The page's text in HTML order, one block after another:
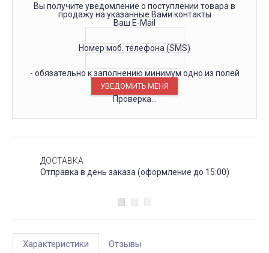
Вы получите уведомление о поступлении товара в
продажу на указанные Вами контакты
Ваш E-Mail
Номер моб. телефона (SMS)
- обязательно к заполнению минимум одно из полей
Проверка...
ДОСТАВКА
Отправка в день заказа (оформление до 15:00)
Характеристики Отзывы